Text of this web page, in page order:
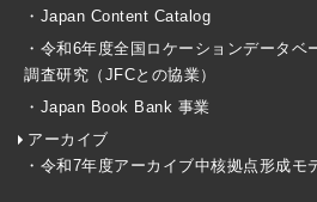
・Japan Content Catalog
・令和6年度全国ロケーションデータ
調査研究（JFCとの協業）
・Japan Book Bank 事業
アーカイブ
・令和7年度アーカイブ中核拠点形成モ